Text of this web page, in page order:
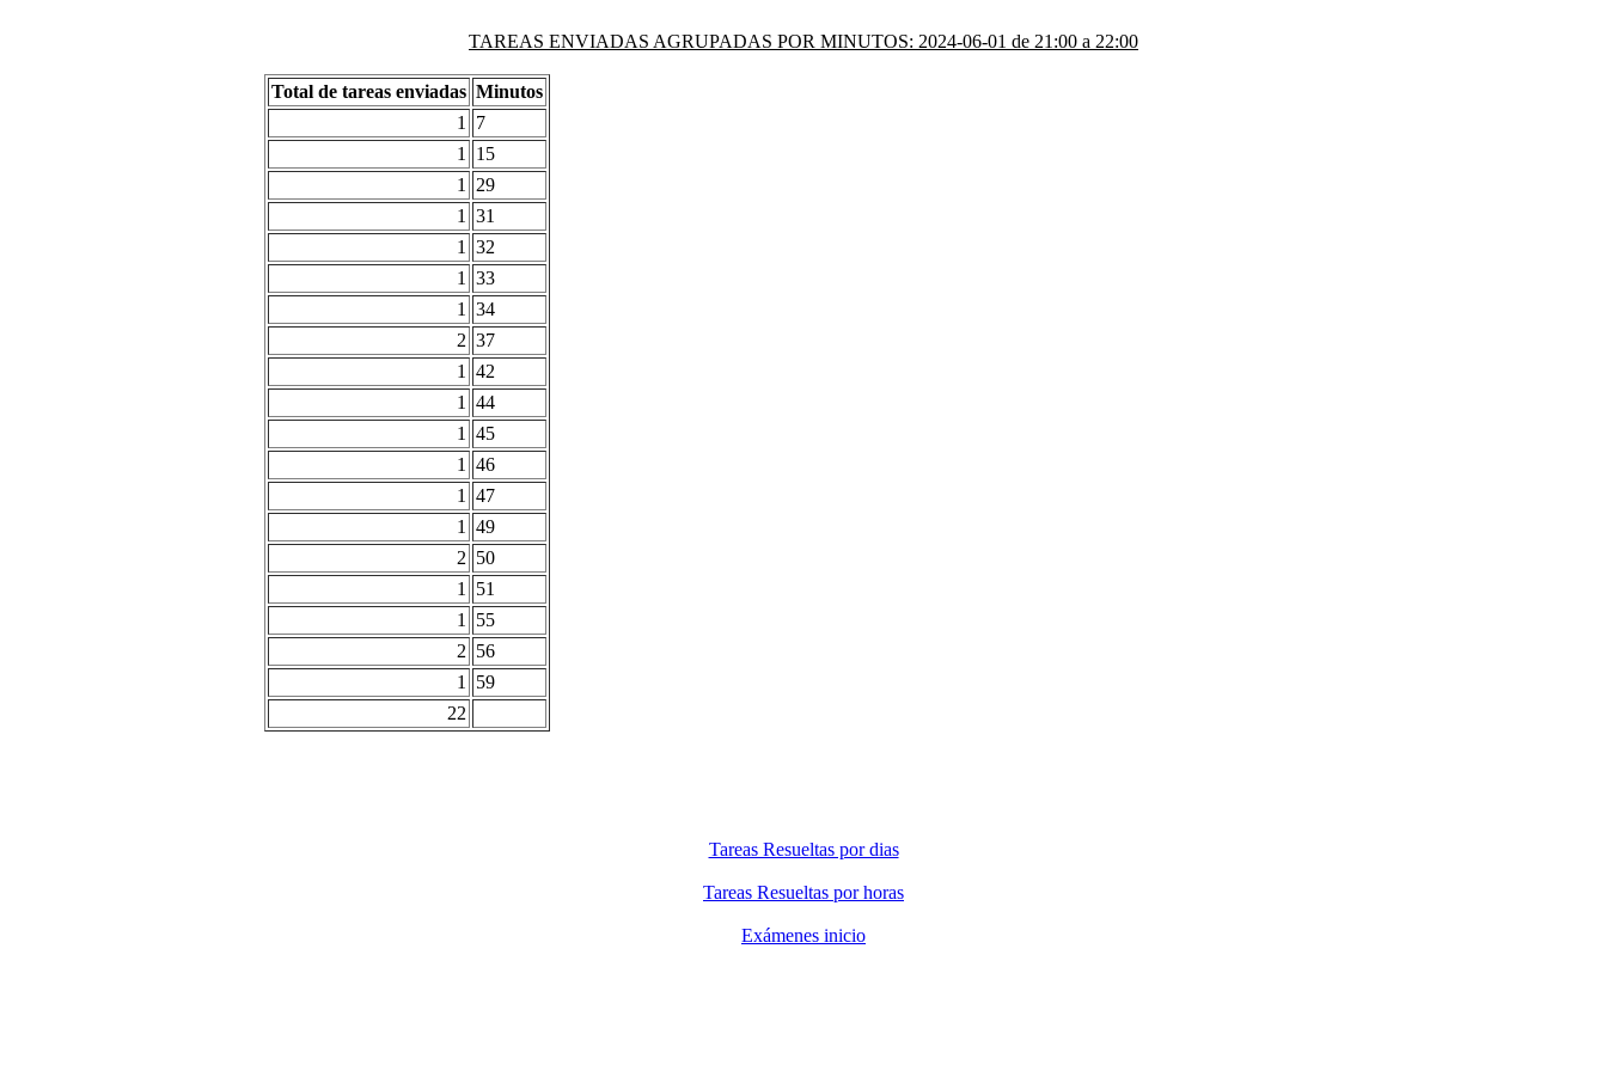
TAREAS ENVIADAS AGRUPADAS POR MINUTOS: 2024-06-01 de 21:00 a 22:00
Total de tareas enviadas Minutos
1
7
1
15
1
29
1
31
1
32
1
33
1
34
2 37
1
42
1
44
1
45
1
46
1
47
1
49
2 50
1
51
1
55
2 56
1
59
22
Tareas Resueltas por dias
Tareas Resueltas por horas
Exámenes inicio